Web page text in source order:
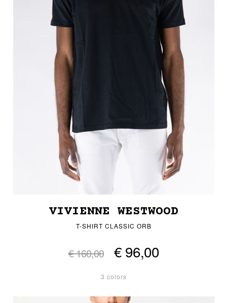
VIVIENNE WESTWOOD
T-SHIRT CLASSIC ORB
€ 160,00 € 96,00
3 colors